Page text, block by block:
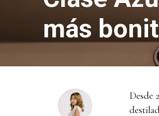
más
Desde